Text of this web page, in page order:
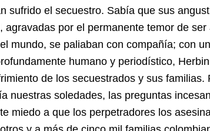
sufrido el secuestro. Sabía que sus
por el permanente temor de
mundo, se paliaban con compañía; con
humano y periodístico,
de los secuestrados y sus familias.
nuestras soledades, las preguntas
miedo a que los perpetradores los